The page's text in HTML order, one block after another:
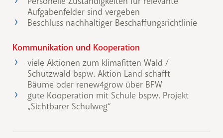
Aufgabenfelder sind vergeben
Beschluss nachhaltiger Beschaffungsrichtlinie
Kommunikation und Kooperation
viele Aktionen zum klimafitten Wald /
Schutzwald bspw. Aktion Land schafft
Bäume oder renew4grow über BFW
gute Kooperation mit Schule bspw. Projekt
„Sichtbarer Schulweg“